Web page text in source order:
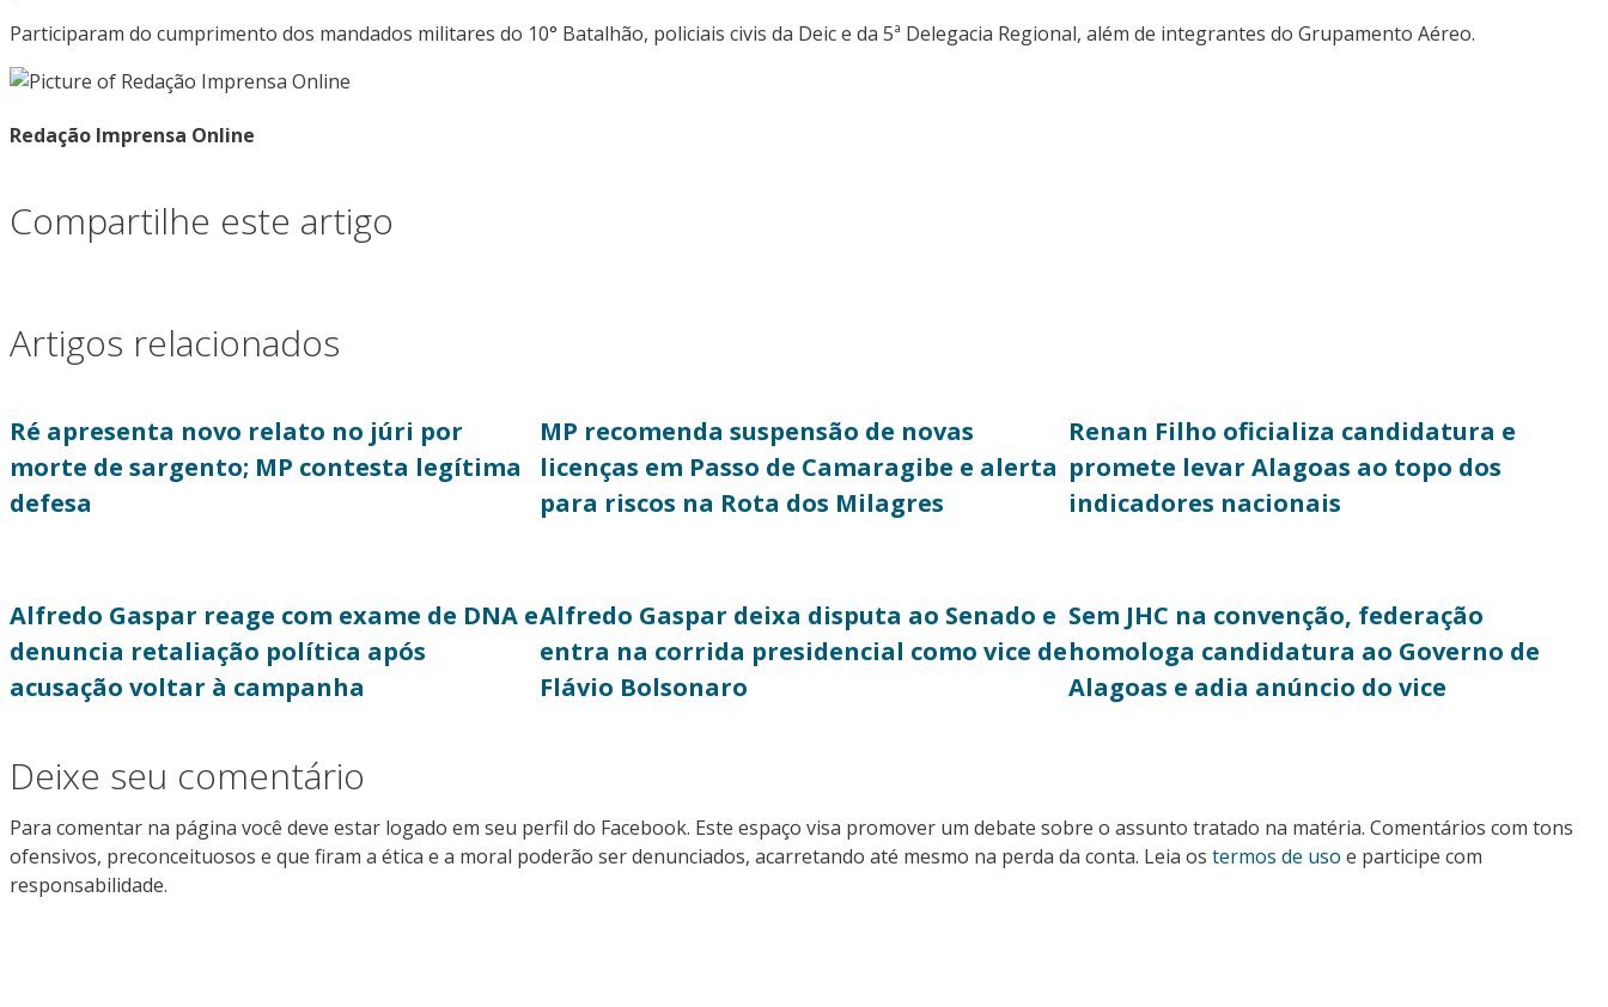
Participaram do cumprimento dos mandados militares do 10° Batalhão, policiais civis da Deic e da 5ª Delegacia Regional, além de integrantes do Grupamento Aéreo.
Redação Imprensa Online
Compartilhe este artigo
Artigos relacionados
Ré apresenta novo relato no júri por
morte de sargento; MP contesta legítima
defesa
MP recomenda suspensão de novas
licenças em Passo de Camaragibe e alerta
para riscos na Rota dos Milagres
Renan Filho oficializa candidatura e
promete levar Alagoas ao topo dos
indicadores nacionais
Alfredo Gaspar reage com exame de DNA e
denuncia retaliação política após
acusação voltar à campanha
Alfredo Gaspar deixa disputa ao Senado e
entra na corrida presidencial como vice de
Flávio Bolsonaro
Sem JHC na convenção, federação
homologa candidatura ao Governo de
Alagoas e adia anúncio do vice
Deixe seu comentário
Para comentar na página você deve estar logado em seu perfil do Facebook. Este espaço visa promover um debate sobre o assunto tratado na matéria. Comentários com tons
ofensivos, preconceituosos e que firam a ética e a moral poderão ser denunciados, acarretando até mesmo na perda da conta. Leia os termos de uso e participe com
responsabilidade.